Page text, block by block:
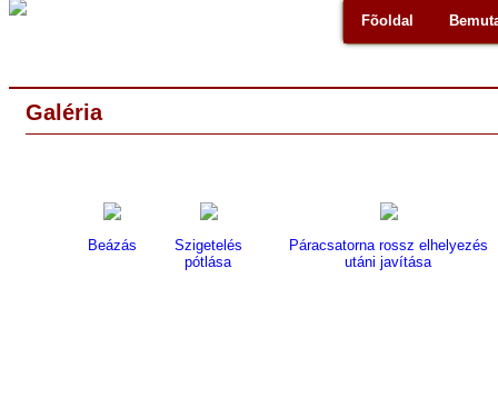
Fõoldal
Galéria
Beázás
Szigetelés
pótlása
Páracsatorna rossz elhelyezés
utáni javítása